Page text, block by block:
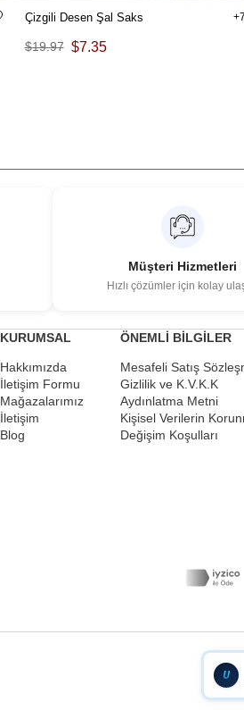
Çizgili Desen Şal Saks
$7.35
$19.97
7
Müşteri Hizmetleri
Hızlı çözümler için kolay
KURUMSAL
Hakkımızda
İletişim Formu
Mağazalarımız
İletişim
Blog
ÖNEMLİ BİLGİLER
Mesafeli Satış
Gizlilik ve K.V.K.K
Aydınlatma Metni
Kişisel Verilerin
Değişim Koşulları
U